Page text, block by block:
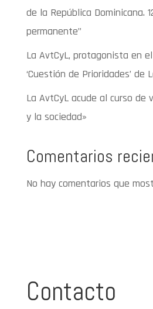
de la República Dominicana.
permanente”
La AvtCyL, protagonista en
‘Cuestión de Prioridades’ de
La AvtCyL acude al curso de
y la sociedad»
Comentarios
No hay comentarios que
Contacto